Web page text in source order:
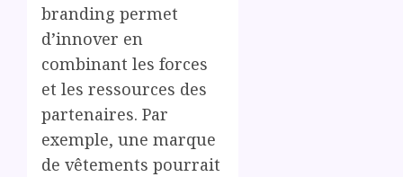
branding permet
d’innover en
combinant les forces
et les ressources des
partenaires. Par
exemple, une marque
de vêtements pourrait